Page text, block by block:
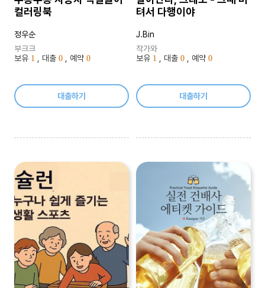
컬러링북
정우순
부크크
보유 1 , 대출 0 , 예약 0
대출하기
텨서 다행이야
J.Bin
작가와
보유 1 , 대출 0 , 예약 0
대출하기